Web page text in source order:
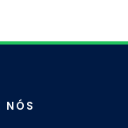
NÓS